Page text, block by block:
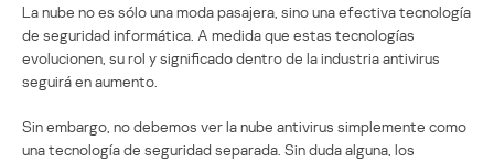
La nube no es sólo una moda pasajera, sino una efectiva tecnología
de seguridad informática. A medida que estas tecnologías
evolucionen, su rol y significado dentro de la industria antivirus
seguirá en aumento.
Sin embargo, no debemos ver la nube antivirus simplemente como
una tecnología de seguridad separada. Sin duda alguna, los